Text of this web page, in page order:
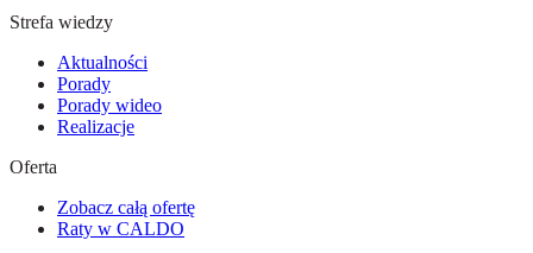
Strefa wiedzy
Aktualności
Porady
Porady wideo
Realizacje
Oferta
Zobacz całą ofertę
Raty w CALDO